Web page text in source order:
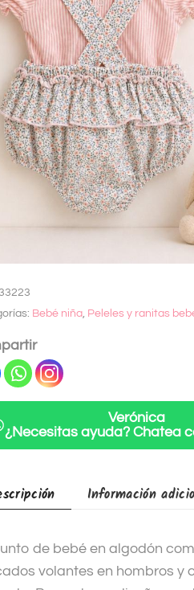
12 meses
18 meses
3 meses
6 meses
AÑADIR AL
33223
Bebé niña Peleles y ranitas
Verónica
¿Necesitas ayuda? Chatea
Información
de bebé en algodón
volantes en hombros y